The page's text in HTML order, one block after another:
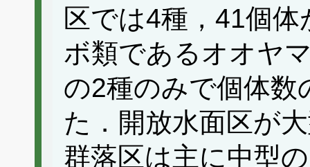
区では4種，41個
ボ類であるオオヤ
の2種のみで個体
た．開放水面区が
群落区は主に中型